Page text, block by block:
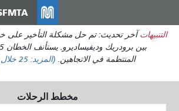
المحتوى
الرئيسي
تبديل
التنقل
التأخير على خط ماكاليستر
بين برودريك وديفيساديرو. يستأنف الخطان 5 و5R الخدمة
(المزيد:25
خلال الـ 48 ساعة
يشترك